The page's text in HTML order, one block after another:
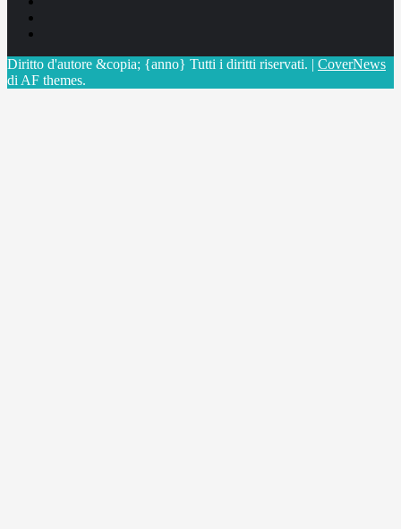
Diritto d'autore &copia; {anno} Tutti i diritti riservati. | CoverNews
di AF themes.